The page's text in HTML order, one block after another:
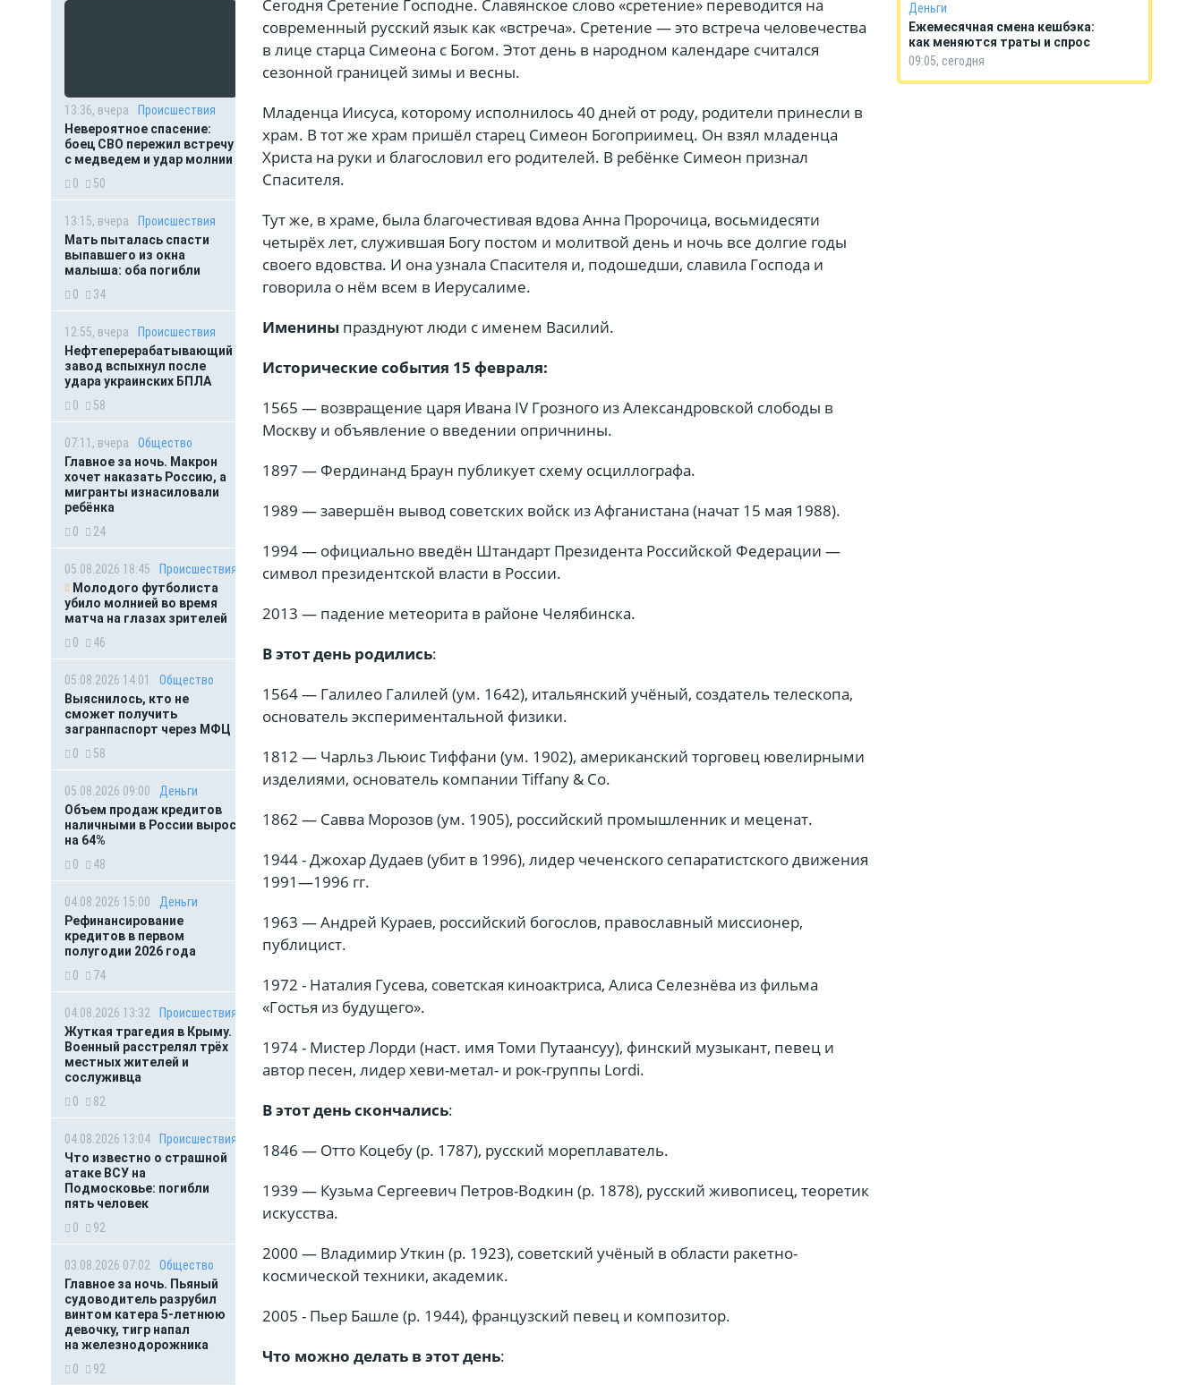
13:36, вчера
Происшествия
Невероятное спасение:
боец СВО пережил встречу
с медведем и удар молнии
0
50
13:15, вчера
Происшествия
Мать пыталась спасти
выпавшего из окна
малыша: оба погибли
0
34
12:55, вчера
Происшествия
Нефтеперерабатывающий
завод вспыхнул после
удара украинских БПЛА
0
58
07:11, вчера
Общество
Главное за ночь. Макрон
хочет наказать Россию, а
мигранты изнасиловали
ребёнка
0
24
05.08.2026 18:45
Происшествия
Молодого футболиста
убило молнией во время
матча на глазах зрителей
0
46
05.08.2026 14:01
Общество
Выяснилось, кто не
сможет получить
загранпаспорт через МФЦ
0
58
05.08.2026 09:00
Деньги
Объем продаж кредитов
наличными в России вырос
на 64%
0
48
04.08.2026 15:00
Деньги
Рефинансирование
кредитов в первом
полугодии 2026 года
0
74
04.08.2026 13:32
Происшествия
Жуткая трагедия в Крыму.
Военный расстрелял трёх
местных жителей и
сослуживца
0
82
04.08.2026 13:04
Происшествия
Что известно о страшной
атаке ВСУ на
Подмосковье: погибли
пять человек
0
92
03.08.2026 07:02
Общество
Главное за ночь. Пьяный
судоводитель разрубил
винтом катера 5-летнюю
девочку, тигр напал
на железнодорожника
0
92
Сегодня Сретение Господне. Славянское слово «сретение» переводится на
современный русский язык как «встреча». Сретение — это встреча человечества
в лице старца Симеона с Богом. Этот день в народном календаре считался
сезонной границей зимы и весны.
Младенца Иисуса, которому исполнилось 40 дней от роду, родители принесли в
храм. В тот же храм пришёл старец Симеон Богоприимец. Он взял младенца
Христа на руки и благословил его родителей. В ребёнке Симеон признал
Спасителя.
Тут же, в храме, была благочестивая вдова Анна Пророчица, восьмидесяти
четырёх лет, служившая Богу постом и молитвой день и ночь все долгие годы
своего вдовства. И она узнала Спасителя и, подошедши, славила Господа и
говорила о нём всем в Иерусалиме.
Именины празднуют люди с именем Василий.
Исторические события 15 февраля:
1565 — возвращение царя Ивана IV Грозного из Александровской слободы в
Москву и объявление о введении опричнины.
1897 — Фердинанд Браун публикует схему осциллографа.
1989 — завершён вывод советских войск из Афганистана (начат 15 мая 1988).
1994 — официально введён Штандарт Президента Российской Федерации —
символ президентской власти в России.
2013 — падение метеорита в районе Челябинска.
В этот день родились:
1564 — Галилео Галилей (ум. 1642), итальянский учёный, создатель телескопа,
основатель экспериментальной физики.
1812 — Чарльз Льюис Тиффани (ум. 1902), американский торговец ювелирными
изделиями, основатель компании Tiffany & Co.
1862 — Савва Морозов (ум. 1905), российский промышленник и меценат.
1944 - Джохар Дудаев (убит в 1996), лидер чеченского сепаратистского движения
1991—1996 гг.
1963 — Андрей Кураев, российский богослов, православный миссионер,
публицист.
1972 - Наталия Гусева, советская киноактриса, Алиса Селезнёва из фильма
«Гостья из будущего».
1974 - Мистер Лорди (наст. имя Томи Путаансуу), финский музыкант, певец и
автор песен, лидер хеви-метал- и рок-группы Lordi.
В этот день скончались:
1846 — Отто Коцебу (р. 1787), русский мореплаватель.
1939 — Кузьма Сергеевич Петров-Водкин (р. 1878), русский живописец, теоретик
искусства.
2000 — Владимир Уткин (р. 1923), советский учёный в области ракетно-
космической техники, академик.
2005 - Пьер Башле (р. 1944), французский певец и композитор.
Что можно делать в этот день:
Деньги
Ежемесячная смена кешбэка:
как меняются траты и спрос
09:05, сегодня